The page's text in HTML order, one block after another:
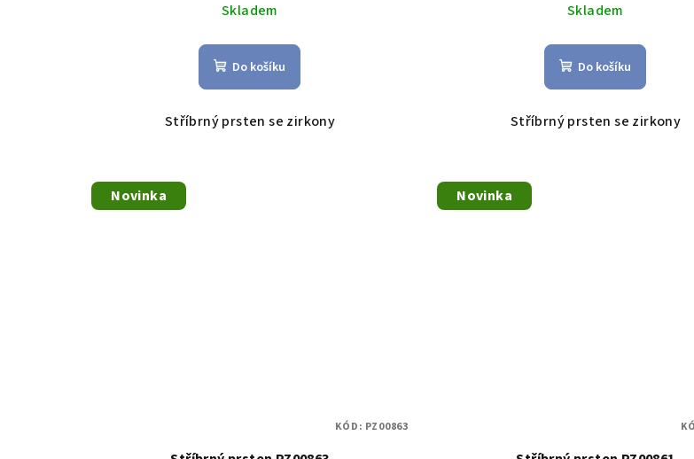
Skladem
Do košíku
Stříbrný prsten se zirkony
Skladem
Do košíku
Stříbrný prsten se zirkony
Novinka
KÓD: PZ00863
Novinka